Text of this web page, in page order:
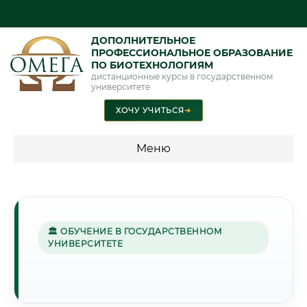
ДОПОЛНИТЕЛЬНОЕ
ПРОФЕССИОНАЛЬНОЕ ОБРАЗОВАНИЕ
ПО БИОТЕХНОЛОГИЯМ
дистанционные курсы в государственном
университете
ХОЧУ УЧИТЬСЯ➜
Меню
🏛 ОБУЧЕНИЕ В ГОСУДАРСТВЕННОМ
УНИВЕРСИТЕТЕ